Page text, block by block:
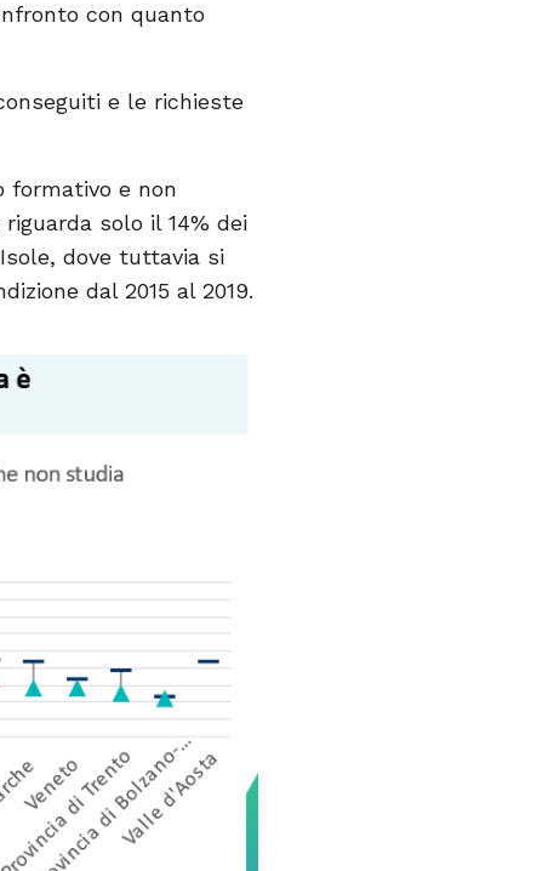
con quanto
e le richieste
formativo e non
solo il 14% dei
dove tuttavia si
dal 2015 al 2019.